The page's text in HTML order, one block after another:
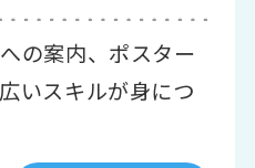
の案内、ポスター
いスキルが身につ